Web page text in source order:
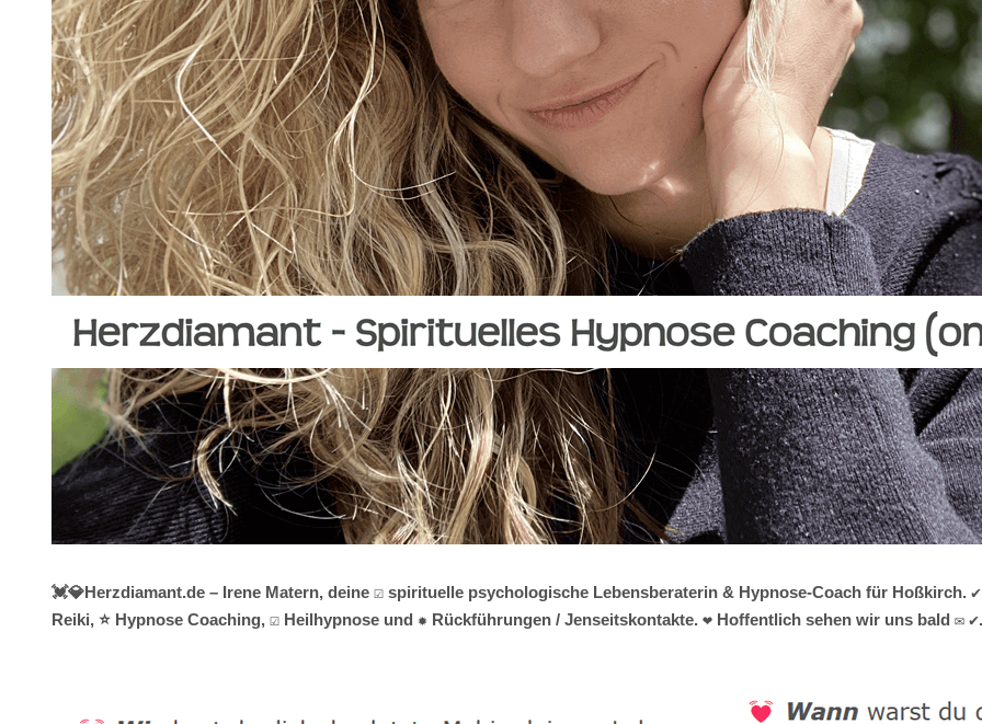
💓️💎Herzdiamant.de – Irene Matern, deine ☑️ spirituelle psychologische Lebensberaterin & Hypnose-Coach für Hoßkirch.
Reiki, ⭐ Hypnose Coaching, ☑️ Heilhypnose und ✹ Rückführungen / Jenseitskontakte. ❤ Hoffentlich sehen wir uns bald ✉ ✔.